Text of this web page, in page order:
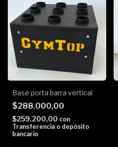
Base porta barra vertical
$288.000,00
$259.200,00 con
Transferencia o depósito
bancario